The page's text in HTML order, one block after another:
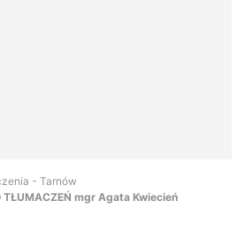
- Tarnów
TŁUMACZEŃ mgr Agata Kwiecień